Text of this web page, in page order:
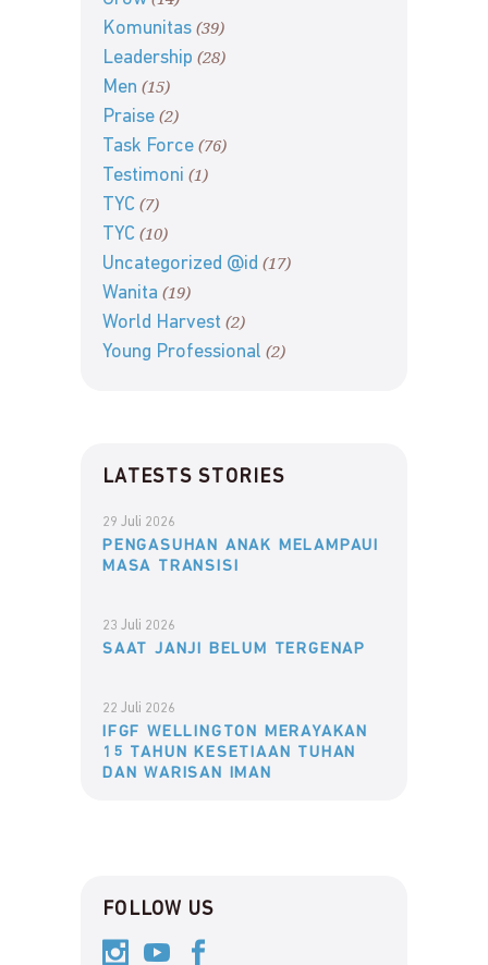
Komunitas (39)
Leadership (28)
Men (15)
Praise (2)
Task Force (76)
Testimoni (1)
TYC (7)
TYC (10)
Uncategorized @id (17)
Wanita (19)
World Harvest (2)
Young Professional (2)
LATESTS STORIES
29 Juli 2026
PENGASUHAN ANAK MELAMPAUI
MASA TRANSISI
23 Juli 2026
SAAT JANJI BELUM TERGENAP
22 Juli 2026
IFGF WELLINGTON MERAYAKAN
15 TAHUN KESETIAAN TUHAN
DAN WARISAN IMAN
FOLLOW US